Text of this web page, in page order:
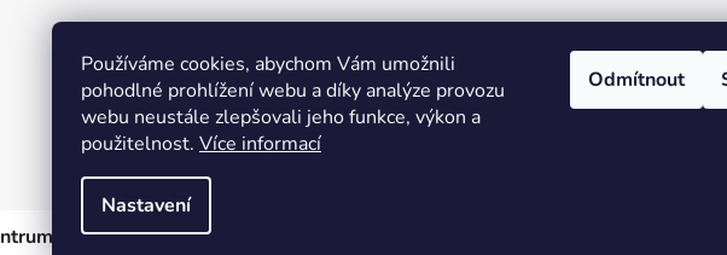
Používáme cookies, abychom Vám umožnili
pohodlné prohlížení webu a díky analýze provozu
webu neustále zlepšovali jeho funkce, výkon a
použitelnost. Více informací
Nastavení
Odmítnout
patchwork-aja.cz
av.cz. Všechna práva vyhrazena.